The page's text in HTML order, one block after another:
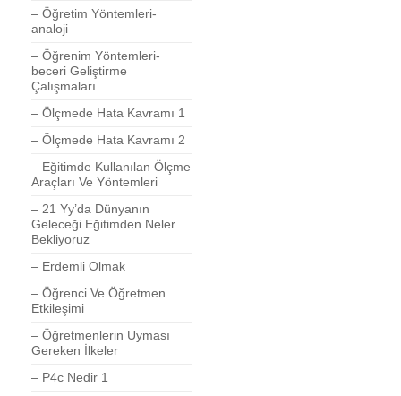
– Öğretim Yöntemleri-
analoji
– Öğrenim Yöntemleri-
beceri Geliştirme
Çalışmaları
– Ölçmede Hata Kavramı 1
– Ölçmede Hata Kavramı 2
– Eğitimde Kullanılan Ölçme
Araçları Ve Yöntemleri
– 21 Yy’da Dünyanın
Geleceği Eğitimden Neler
Bekliyoruz
– Erdemli Olmak
– Öğrenci Ve Öğretmen
Etkileşimi
– Öğretmenlerin Uyması
Gereken İlkeler
– P4c Nedir 1